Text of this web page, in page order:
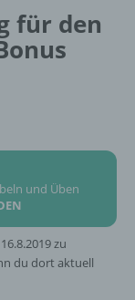
für den
und Üben
zu
du dort aktuell